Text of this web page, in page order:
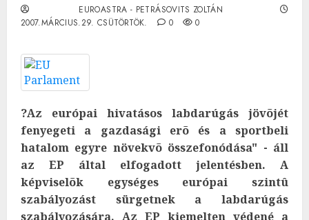
EUROASTRA - PETRÁSOVITS ZOLTÁN
2007.MÁRCIUS.29. CSÜTÖRTÖK.
0 0
?Az európai hivatásos labdarúgás jövõjét
fenyegeti a gazdasági erõ és a sportbeli
hatalom egyre növekvõ összefonódása" - áll
az EP által elfogadott jelentésben. A
képviselõk egységes európai szintû
szabályozást sürgetnek a labdarúgás
szabályozására. Az EP kiemelten védené a